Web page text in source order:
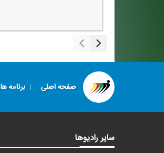
صفحه اصلی برنامه ها
سایر رادیوها